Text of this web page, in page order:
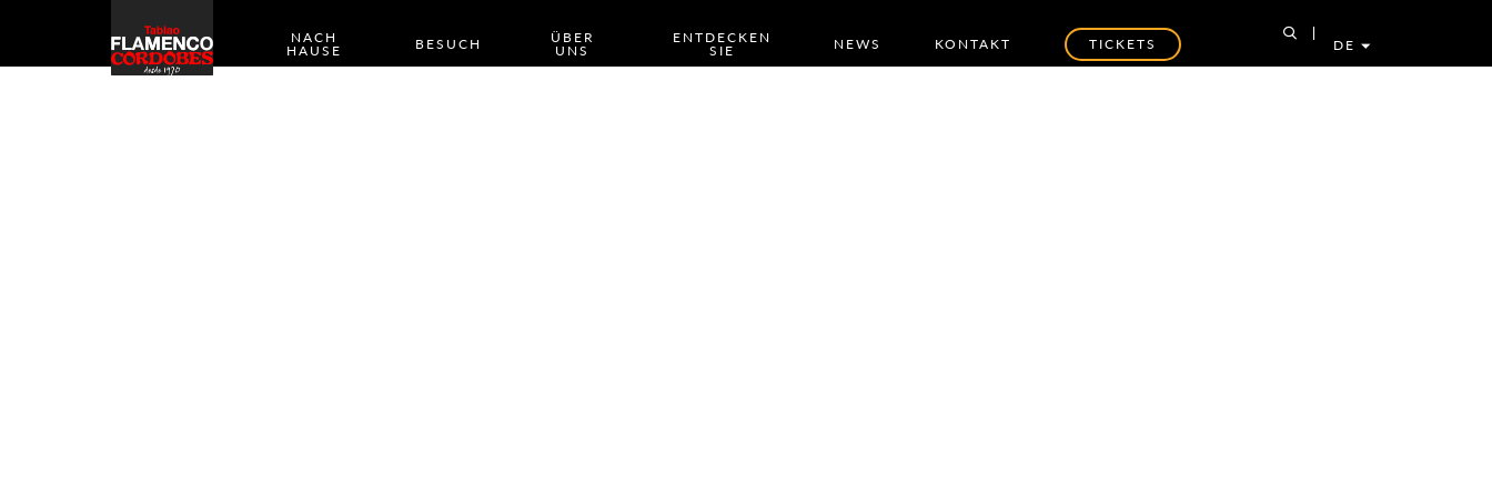
NACH
HAUSE BESUCH ÜBER
UNS
ENTDECKEN
SIE NEWS KONTAKT TICKETS DE